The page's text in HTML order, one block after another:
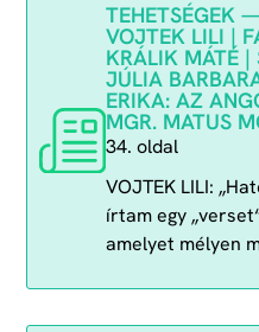
TEHETSÉGEK
VOJTEK LILI |
KRÁLIK MÁTÉ |
JÚLIA
ERIKA: AZ
MGR. MATUS
34. oldal
VOJTEK LILI:
írtam egy
amelyet mélyen